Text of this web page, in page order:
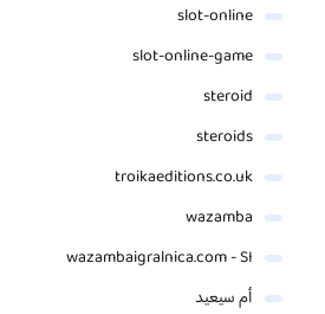
slot-online
slot-online-game
steroid
steroids
troikaeditions.co.uk
wazamba
wazambaigralnica.com - SI
أم سيعيد